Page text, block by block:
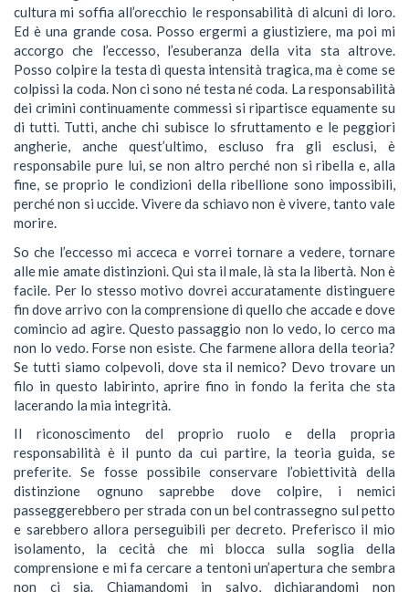
cultura mi soffia all’orecchio le responsabilità di alcuni di loro.
Ed è una grande cosa. Posso ergermi a giustiziere, ma poi mi
accorgo che l’eccesso, l’esuberanza della vita sta altrove.
Posso colpire la testa di questa intensità tragica, ma è come se
colpissi la coda. Non ci sono né testa né coda. La responsabilità
dei crimini continuamente commessi si ripartisce equamente su
di tutti. Tutti, anche chi subisce lo sfruttamento e le peggiori
angherie, anche quest’ultimo, escluso fra gli esclusi, è
responsabile pure lui, se non altro perché non si ribella e, alla
fine, se proprio le condizioni della ribellione sono impossibili,
perché non si uccide. Vivere da schiavo non è vivere, tanto vale
morire.
So che l’eccesso mi acceca e vorrei tornare a vedere, tornare
alle mie amate distinzioni. Qui sta il male, là sta la libertà. Non è
facile. Per lo stesso motivo dovrei accuratamente distinguere
fin dove arrivo con la comprensione di quello che accade e dove
comincio ad agire. Questo passaggio non lo vedo, lo cerco ma
non lo vedo. Forse non esiste. Che farmene allora della teoria?
Se tutti siamo colpevoli, dove sta il nemico? Devo trovare un
filo in questo labirinto, aprire fino in fondo la ferita che sta
lacerando la mia integrità.
Il riconoscimento del proprio ruolo e della propria
responsabilità è il punto da cui partire, la teoria guida, se
preferite. Se fosse possibile conservare l’obiettività della
distinzione ognuno saprebbe dove colpire, i nemici
passeggerebbero per strada con un bel contrassegno sul petto
e sarebbero allora perseguibili per decreto. Preferisco il mio
isolamento, la cecità che mi blocca sulla soglia della
comprensione e mi fa cercare a tentoni un’apertura che sembra
non ci sia. Chiamandomi in salvo, dichiarandomi non